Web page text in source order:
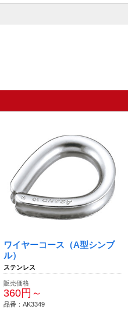
ワイヤーコース（A型シンブ
ル）
ステンレス
販売価格
360円～
品番：AK3349